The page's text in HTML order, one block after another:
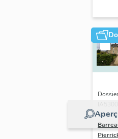
Dossier
Réalisé